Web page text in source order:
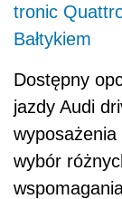
tronic
Bałtykiem
Dostępny
jazdy Audi
wybór